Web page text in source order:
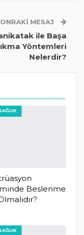
MESAJ
ile Başa
Yöntemleri
Nelerdir?
Beslenme